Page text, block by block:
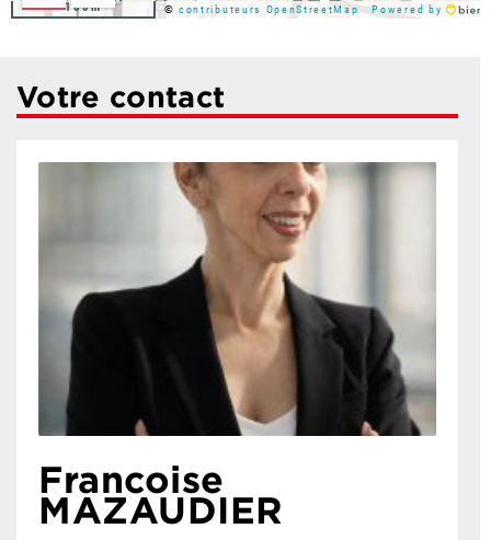
100m ©contributeurs OpenStreetMap Powered by
Votre contact
Francoise
MAZAUDIER